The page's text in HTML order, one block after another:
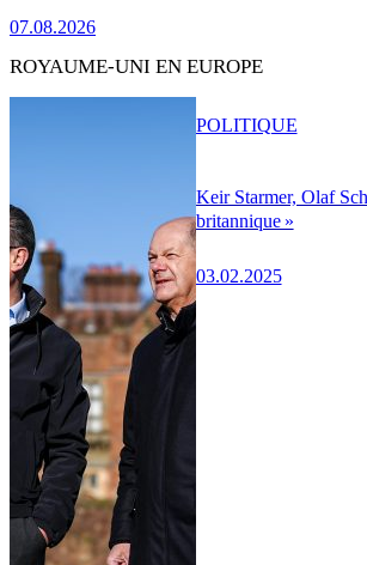
07.08.2026
ROYAUME-UNI EN EUROPE
Keir Starmer, Olaf
britannique »
03.02.2025
POLITIQUE